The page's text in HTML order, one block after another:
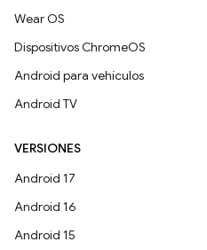
Wear OS
Dispositivos ChromeOS
Android para vehículos
Android TV
VERSIONES
Android 17
Android 16
Android 15